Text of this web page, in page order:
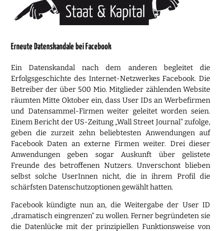
Erneute Datenskandale bei Facebook
Ein Datenskandal nach dem anderen begleitet die
Erfolgsgeschichte des Internet-Netzwerkes Facebook. Die
Betreiber der über 500 Mio. Mitglieder zählenden Website
räumten Mitte Oktober ein, dass User IDs an Werbefirmen
und Datensammel-Firmen weiter geleitet worden seien.
Einem Bericht der US-Zeitung „Wall Street Journal“ zufolge,
geben die zurzeit zehn beliebtesten Anwendungen auf
Facebook Daten an externe Firmen weiter. Drei dieser
Anwendungen geben sogar Auskunft über gelistete
Freunde des betroffenen Nutzers. Unverschont blieben
selbst solche UserInnen nicht, die in ihrem Profil die
schärfsten Datenschutzoptionen gewählt hatten.
Facebook kündigte nun an, die Weitergabe der User ID
„dramatisch eingrenzen“ zu wollen. Ferner begründeten sie
die Datenlücke mit der prinzipiellen Funktionsweise von